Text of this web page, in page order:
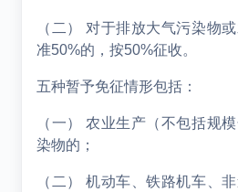
（二）
对于排放大气污染物
准50%的，按50%征收。
五种暂予免征情形包括：
（一）
农业生产（不包括规
染物的；
（二）
机动车、铁路机车、